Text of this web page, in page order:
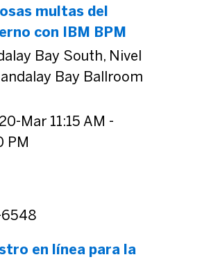
multas del
con IBM BPM
Bay South, Nivel
Bay Ballroom
Mar 11:15 AM -
PM
6548
en línea para la